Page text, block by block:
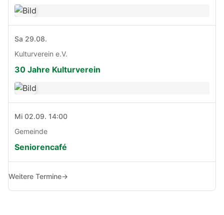
Sa 29.08.
Kulturverein e.V.
30 Jahre Kulturverein
Mi 02.09. 14:00
Gemeinde
Seniorencafé
Weitere Termine→